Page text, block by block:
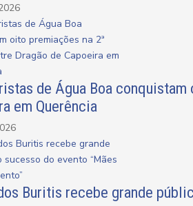
de Água Boa
em Querência
Buritis recebe grande